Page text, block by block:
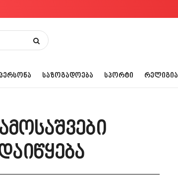
ᲞᲔᲠᲡᲝᲜᲐ ᲡᲐᲖᲝᲒᲐᲓᲝᲔᲑᲐ ᲡᲞᲝᲠᲢᲘ ᲠᲔᲚᲘᲒᲘᲐ